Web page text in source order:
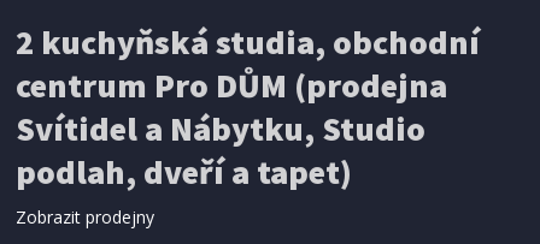
2 kuchyňská studia, obchodní
centrum Pro DŮM (prodejna
Svítidel a Nábytku, Studio
podlah, dveří a tapet)
Zobrazit prodejny